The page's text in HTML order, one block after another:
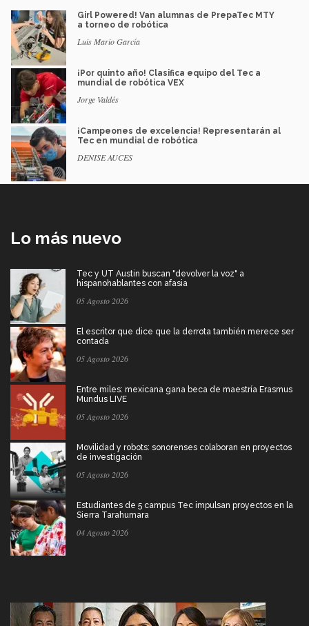
Girl Powered! Van alumnas de PrepaTec MTY
a torneo de robótica
Luis Mario García
¡Por quinto año! Clasifica equipo del Tec a
mundial de robótica VEX
Jorge Valdés
¡Campeones de excelencia! Representarán al
Tec en mundial de robótica
DENISE AUCES
Lo más nuevo
Tec y UT Austin buscan "devolver la voz" a
hispanohablantes con afasia
05 Agosto 2026
El escritor que dice que la derrota también merece ser
contada
05 Agosto 2026
Entre miles: mexicana gana beca de maestría Erasmus
Mundus LIVE
05 Agosto 2026
Movilidad y robots: sonorenses colaboran en proyectos
de investigación
05 Agosto 2026
Estudiantes de 5 campus Tec impulsan proyectos en la
Sierra Tarahumara
04 Agosto 2026